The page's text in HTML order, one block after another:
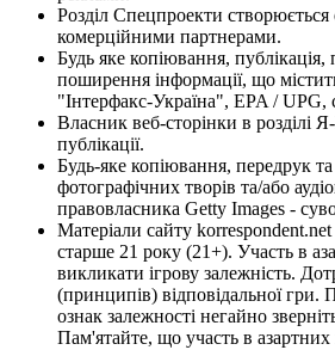
Розділ Спецпроекти створюється
комерційними партнерами.
Будь яке копіювання,
поширення інформації, що
"Інтерфакс-Україна", EPA / UPG,
Власник веб-сторінки в розділі
публікації.
Будь-яке копіювання, передрук
фотографічних творів та/або
правовласника Getty Images -
Матеріали сайту korrespondent.net
старше 21 року (21+). Участь в
викликати ігрову залежність.
(принципів) відповідальної
ознак залежності негайно
Пам'ятайте, що участь в азартних